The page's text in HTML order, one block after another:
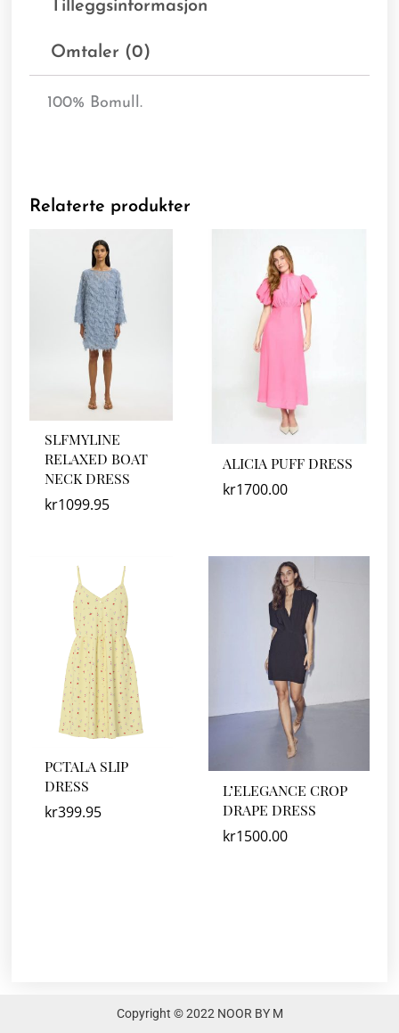
Tilleggsinformasjon
Omtaler (0)
100% Bomull.
Relaterte produkter
SLFMYLINE
RELAXED BOAT
NECK DRESS
kr1099.95
ALICIA PUFF DRESS
kr1700.00
PCTALA SLIP
DRESS
kr399.95
L’ELEGANCE CROP
DRAPE DRESS
kr1500.00
Copyright © 2022 NOOR BY M